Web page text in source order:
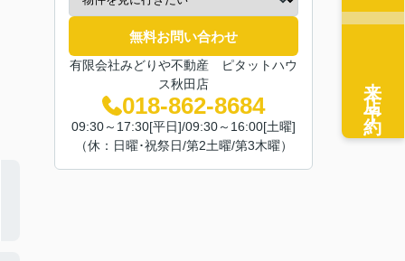
無料お問い合わせ
有限会社みどりや不動産 ピタットハウ
ス秋田店
018-862-8684
09:30～17:30[平日]/09:30～16:00[土曜]
（休：日曜･祝祭日/第2土曜/第3木曜）
来店予約